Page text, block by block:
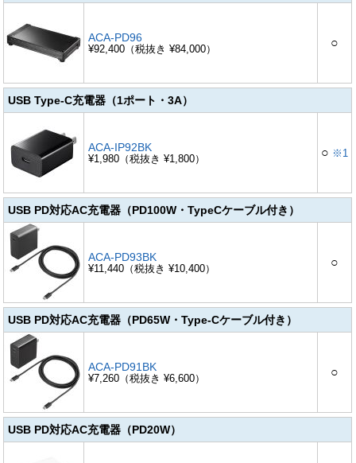
ACA-PD96
¥92,400（税抜き ¥84,000） ○
USB Type-C充電器（1ポート・3A）
ACA-IP92BK
¥1,980（税抜き ¥1,800） ○ ※1
USB PD対応AC充電器（PD100W・TypeCケーブル付き）
ACA-PD93BK
¥11,440（税抜き ¥10,400） ○
USB PD対応AC充電器（PD65W・Type-Cケーブル付き）
ACA-PD91BK
¥7,260（税抜き ¥6,600） ○
USB PD対応AC充電器（PD20W）